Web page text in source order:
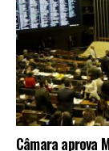
Câmara aprova